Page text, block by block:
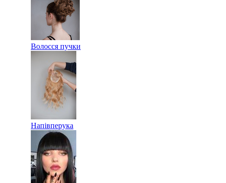
Волосся пучки
Напівперука